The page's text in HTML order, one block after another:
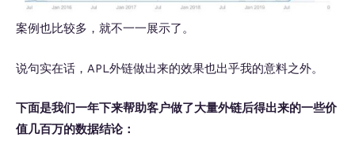
案例也比较多，就不一一展示了。
说句实在话，APL外链做出来的效果也出乎我的意料之外。
下面是我们一年下来帮助客户做了大量外链后得出来的一些价
值几百万的数据结论：